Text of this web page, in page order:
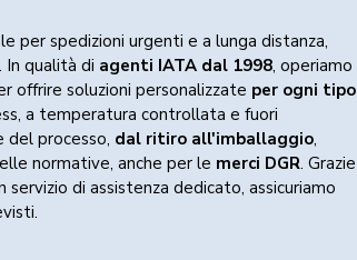
per spedizioni urgenti e a lunga distanza,
. In qualità di agenti IATA dal 1998, operiamo
offrire soluzioni personalizzate per ogni tipo
a temperatura controllata e fuori
del processo, dal ritiro all'imballaggio,
normative, anche per le merci DGR. Grazie
di assistenza dedicato, assicuriamo